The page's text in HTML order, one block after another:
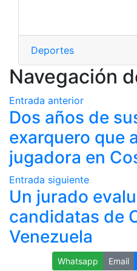
Deportes
Navegación
Entrada anterior
Dos años de
exarquero que
jugadora en
Entrada siguiente
Un jurado
candidatas de
Venezuela
Whatsapp Email